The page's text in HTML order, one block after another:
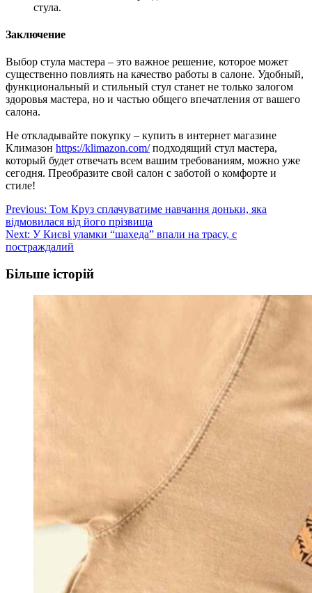
стула.
Заключение
Выбор стула мастера – это важное решение, которое может
существенно повлиять на качество работы в салоне. Удобный,
функциональный и стильный стул станет не только залогом
здоровья мастера, но и частью общего впечатления от вашего
салона.
Не откладывайте покупку – купить в интернет магазине
Климазон https://klimazon.com/подходящий стул мастера,
который будет отвечать всем вашим требованиям, можно уже
сегодня. Преобразите свой салон с заботой о комфорте и
стиле!
Post
navigation
Previous: Том Круз сплачуватиме навчання доньки, яка
відмовилася від його прізвища
Next: У Києві уламки “шахеда” впали на трасу, є
постраждалий
Більше історій